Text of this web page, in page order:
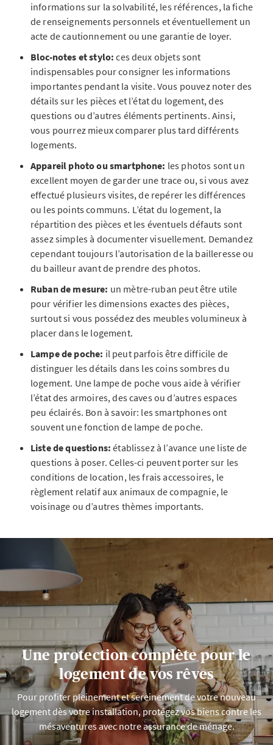
informations sur la solvabilité, les références, la fiche
de renseignements personnels et éventuellement un
acte de cautionnement ou une garantie de loyer.
Bloc-notes et stylo: ces deux objets sont
indispensables pour consigner les informations
importantes pendant la visite. Vous pouvez noter des
détails sur les pièces et l’état du logement, des
questions ou d’autres éléments pertinents. Ainsi,
vous pourrez mieux comparer plus tard différents
logements.
Appareil photo ou smartphone: les photos sont un
excellent moyen de garder une trace ou, si vous avez
effectué plusieurs visites, de repérer les différences
ou les points communs. L’état du logement, la
répartition des pièces et les éventuels défauts sont
assez simples à documenter visuellement. Demandez
cependant toujours l’autorisation de la bailleresse ou
du bailleur avant de prendre des photos.
Ruban de mesure: un mètre-ruban peut être utile
pour vérifier les dimensions exactes des pièces,
surtout si vous possédez des meubles volumineux à
placer dans le logement.
Lampe de poche: il peut parfois être difficile de
distinguer les détails dans les coins sombres du
logement. Une lampe de poche vous aide à vérifier
l’état des armoires, des caves ou d’autres espaces
peu éclairés. Bon à savoir: les smartphones ont
souvent une fonction de lampe de poche.
Liste de questions:établissez à l’avance une liste de
questions à poser. Celles-ci peuvent porter sur les
conditions de location, les frais accessoires, le
règlement relatif aux animaux de compagnie, le
voisinage ou d’autres thèmes importants.
Une protection complète pour le
logement de vos rêves
Pour profiter pleinement et sereinement de votre nouveau
logement dès votre installation, protégez vos biens contre les
mésaventures avec notre assurance de ménage.